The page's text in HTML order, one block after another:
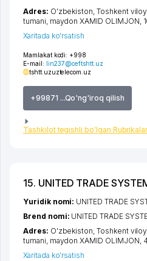
Mamlakat kodi: +998
E-mail: lin237@ceftshtt.uz
tshtt.uzuztelecom.uz
+99871 ...Qo'ng'iroq qilish
Tashkilot tegishli bo'lgan
Adres: O'zbekiston,Toshkent
tumani maydon XAMID OLIMJON ,
Xaritada ko'rsatish
15. UNITED TRADE
Yuridik nomi: UNITED TRADE
Brend nomi: UNITED TRADE
Adres: O'zbekiston,Toshkent
tumani, maydon XAMID OLIMJON,
Xaritada ko'rsatish